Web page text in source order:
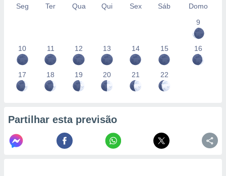
Seg Ter Qua Qui Sex Sáb
Domo
9
10 11 12 13 14 15 16
17 18 19 20 21 22
Partilhar esta previsão